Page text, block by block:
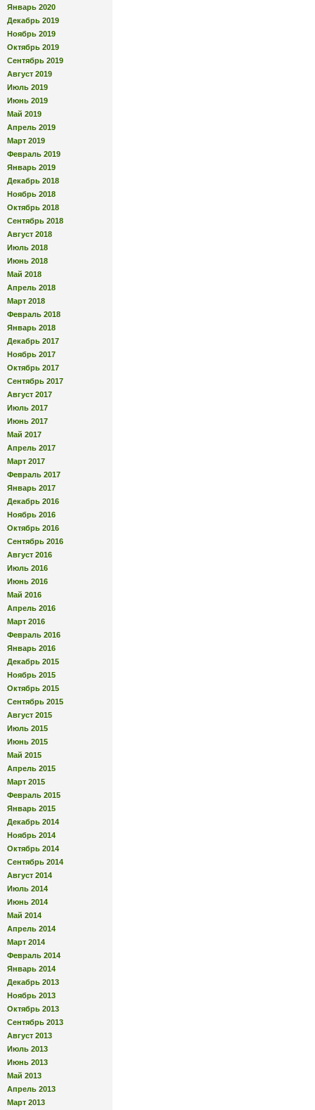
Январь 2020
Декабрь 2019
Ноябрь 2019
Октябрь 2019
Сентябрь 2019
Август 2019
Июль 2019
Июнь 2019
Май 2019
Апрель 2019
Март 2019
Февраль 2019
Январь 2019
Декабрь 2018
Ноябрь 2018
Октябрь 2018
Сентябрь 2018
Август 2018
Июль 2018
Июнь 2018
Май 2018
Апрель 2018
Март 2018
Февраль 2018
Январь 2018
Декабрь 2017
Ноябрь 2017
Октябрь 2017
Сентябрь 2017
Август 2017
Июль 2017
Июнь 2017
Май 2017
Апрель 2017
Март 2017
Февраль 2017
Январь 2017
Декабрь 2016
Ноябрь 2016
Октябрь 2016
Сентябрь 2016
Август 2016
Июль 2016
Июнь 2016
Май 2016
Апрель 2016
Март 2016
Февраль 2016
Январь 2016
Декабрь 2015
Ноябрь 2015
Октябрь 2015
Сентябрь 2015
Август 2015
Июль 2015
Июнь 2015
Май 2015
Апрель 2015
Март 2015
Февраль 2015
Январь 2015
Декабрь 2014
Ноябрь 2014
Октябрь 2014
Сентябрь 2014
Август 2014
Июль 2014
Июнь 2014
Май 2014
Апрель 2014
Март 2014
Февраль 2014
Январь 2014
Декабрь 2013
Ноябрь 2013
Октябрь 2013
Сентябрь 2013
Август 2013
Июль 2013
Июнь 2013
Май 2013
Апрель 2013
Март 2013